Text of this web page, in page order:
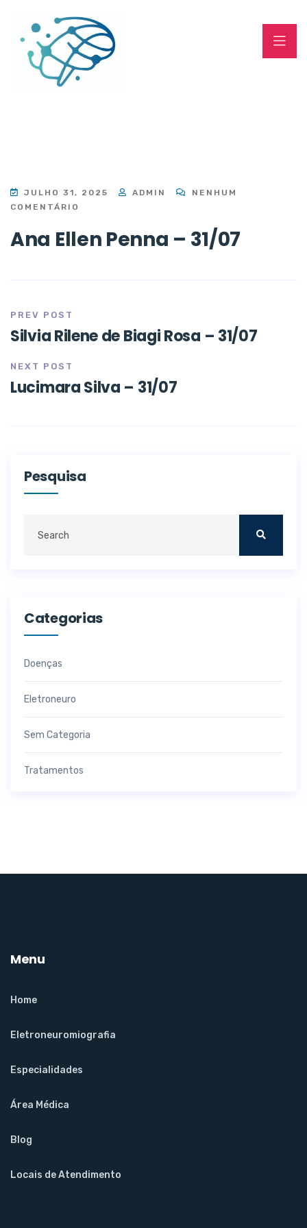
JULHO 31, 2025 ADMIN
NENHUM
COMENTÁRIO
Ana Ellen Penna – 31/07
PREV POST
Silvia Rilene de Biagi Rosa – 31/07
NEXT POST
Lucimara Silva – 31/07
Pesquisa
Categorias
Doenças
Eletroneuro
Sem Categoria
Tratamentos
Menu
Home
Eletroneuromiografia
Especialidades
Área Médica
Blog
Locais de Atendimento